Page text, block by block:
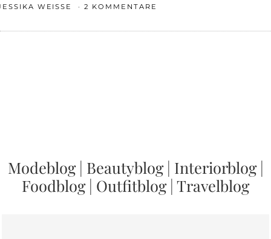
WEISSE
2 KOMMENTARE
Modeblog| Beautyblog| Interiorblog|
Foodblog| Outfitblog| Travelblog